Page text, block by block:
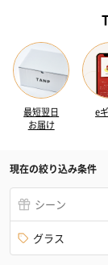
最短翌日
お届け
e
現在の絞り込み条件
シーン
グラス